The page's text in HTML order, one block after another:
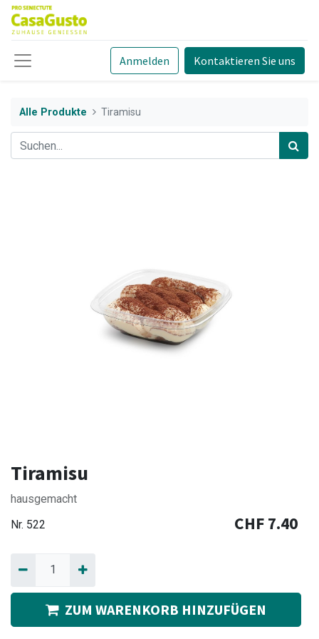
Anmelden Kontaktieren Sie uns
Alle Produkte Tiramisu
Tiramisu
hausgemacht
Nr. 522 CHF 7.40
ZUM WARENKORB HINZUFÜGEN